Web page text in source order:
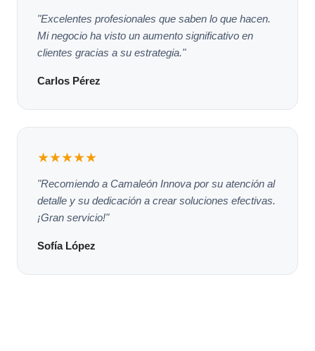
"Excelentes profesionales que saben lo que hacen.
Mi negocio ha visto un aumento significativo en
clientes gracias a su estrategia."
Carlos Pérez
★★★★★
"Recomiendo a Camaleón Innova por su atención al
detalle y su dedicación a crear soluciones efectivas.
¡Gran servicio!"
Sofía López